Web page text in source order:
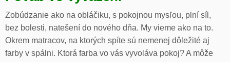
Zobúdzanie ako na obláčiku, s pokojnou mysľou, plní síl,
bez bolesti, natešení do nového dňa. My vieme ako na to.
Okrem matracov, na ktorých spíte sú nemenej dôležité aj
farby v spálni. Ktorá farba vo vás vyvoláva pokoj? A môže